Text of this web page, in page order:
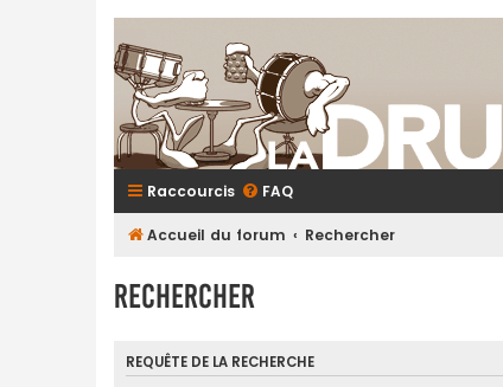
Raccourcis FAQ
Accueil du forum Rechercher
Rechercher
REQUÊTE DE LA RECHERCHE